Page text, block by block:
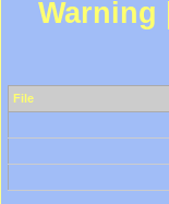
Warning
File